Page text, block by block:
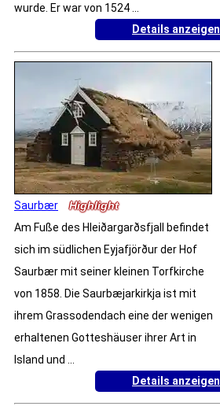
wurde. Er war von 1524 ...
Details anzeigen
Saurbær
Highlight
Am Fuße des Hleiðargarðsfjall befindet
sich im südlichen Eyjafjörður der Hof
Saurbær mit seiner kleinen Torfkirche
von 1858. Die Saurbæjarkirkja ist mit
ihrem Grassodendach eine der wenigen
erhaltenen Gotteshäuser ihrer Art in
Island und ...
Details anzeigen